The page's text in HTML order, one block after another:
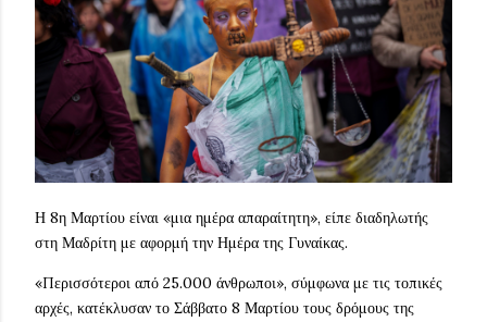
Η 8η Μαρτίου είναι «μια ημέρα απαραίτητη», είπε διαδηλωτής
στη Μαδρίτη με αφορμή την Ημέρα της Γυναίκας.
«Περισσότεροι από 25.000 άνθρωποι», σύμφωνα με τις τοπικές
αρχές, κατέκλυσαν το Σάββατο 8 Μαρτίου τους δρόμους της